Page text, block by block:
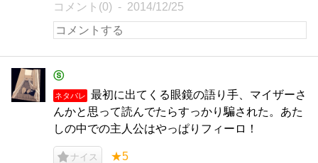
コメント(0) 2014/12/25
ⓢ
ネタバレ
最初に出てくる眼鏡の語り手、マイザーさ
んかと思って読んでたらすっかり騙された。あた
しの中での主人公はやっぱりフィーロ！
ナイス ★5